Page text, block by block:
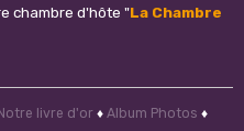
chambre d'hôte "La Chambre
Notre livre d'or ♦ Album Photos ♦